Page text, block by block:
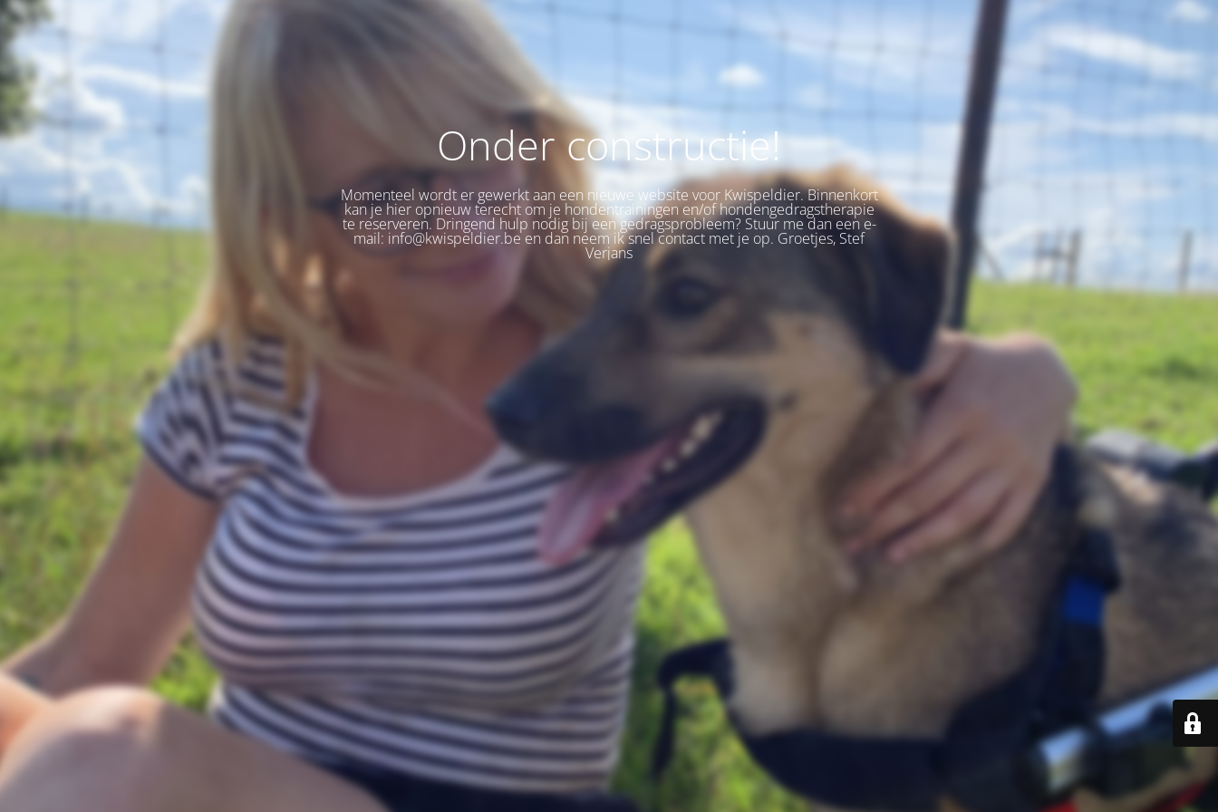
Onder constructie!
Momenteel wordt er gewerkt aan een nieuwe website voor Kwispeldier. Binnenkort
kan je hier opnieuw terecht om je hondentrainingen en/of hondengedragstherapie
te reserveren. Dringend hulp nodig bij een gedragsprobleem? Stuur me dan een e-
mail: info@kwispeldier.be en dan neem ik snel contact met je op. Groetjes, Stef
Verjans